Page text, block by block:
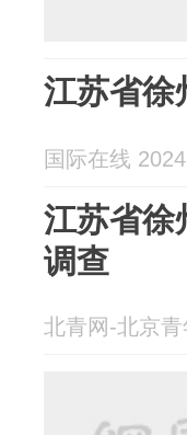
江苏省徐
国际在线
江苏省徐
调查
北青网-北京